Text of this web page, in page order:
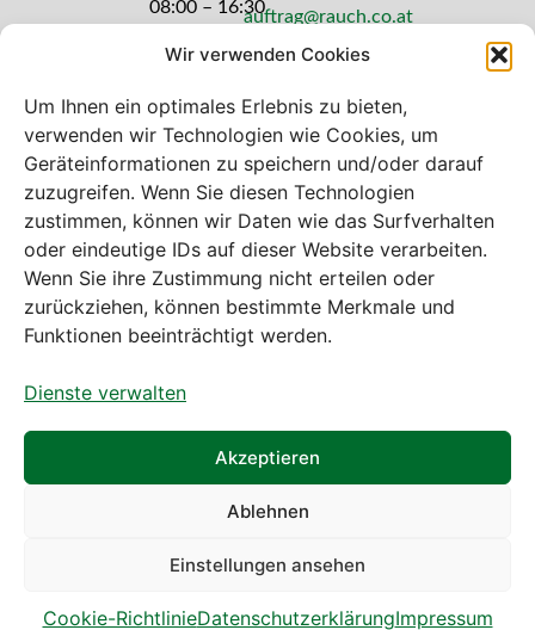
Wir verwenden Cookies
Um Ihnen ein optimales Erlebnis zu bieten,
verwenden wir Technologien wie Cookies, um
Geräteinformationen zu speichern und/oder darauf
zuzugreifen. Wenn Sie diesen Technologien
zustimmen, können wir Daten wie das Surfverhalten
oder eindeutige IDs auf dieser Website verarbeiten.
Wenn Sie ihre Zustimmung nicht erteilen oder
zurückziehen, können bestimmte Merkmale und
Funktionen beeinträchtigt werden.
Dienste verwalten
Akzeptieren
Ablehnen
Einstellungen ansehen
Cookie-RichtlinieDatenschutzerklärungImpressum
08:00 – 16:30
Freitag: 08:00
auftrag@rauch.co.at
Bei diesem Webshop handelt es sich um
einen B2B-Webshop
A. Rauch GmbH – Ihr Experte aus Österreich für Waagen,
Eich- & Kalibrierservice, Sprühnebel-Zerstäubungstechnik
und Lebensmittelmaschinen.
Sämtliche Angebote der A. Rauch GmbH richten sich
gewerbliche Kunden, Institutionen, Kommunen usw. aus
Österreich, Deutschland und der Schweiz (weitere Länder
auf Anfrage).
© A. Rauch GmbH 2026